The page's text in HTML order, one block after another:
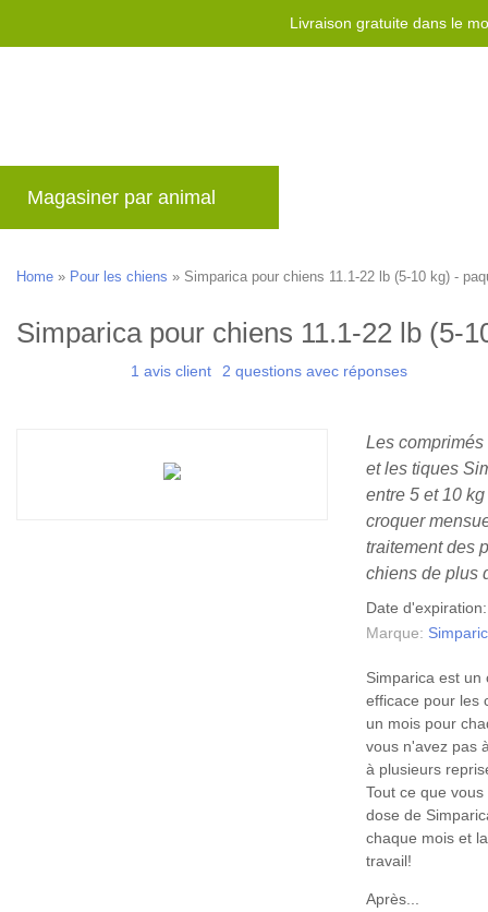
Livraison gratuite dans le
Magasiner par animal
Home » Pour les chiens » Simparica pour chiens 11.1-22 lb (5-10 kg) -
Simparica pour chiens 11.1-22 lb (5-
1 avis client 2 questions avec réponses
Les
et les tiques
entre 5 et 10
croquer
traitement des
chiens de plus
Date
Marque:
Simparica est
efficace pour les
un mois pour
vous n'avez pas
à plusieurs
Tout ce que
dose de
chaque mois et
travail!
Après...